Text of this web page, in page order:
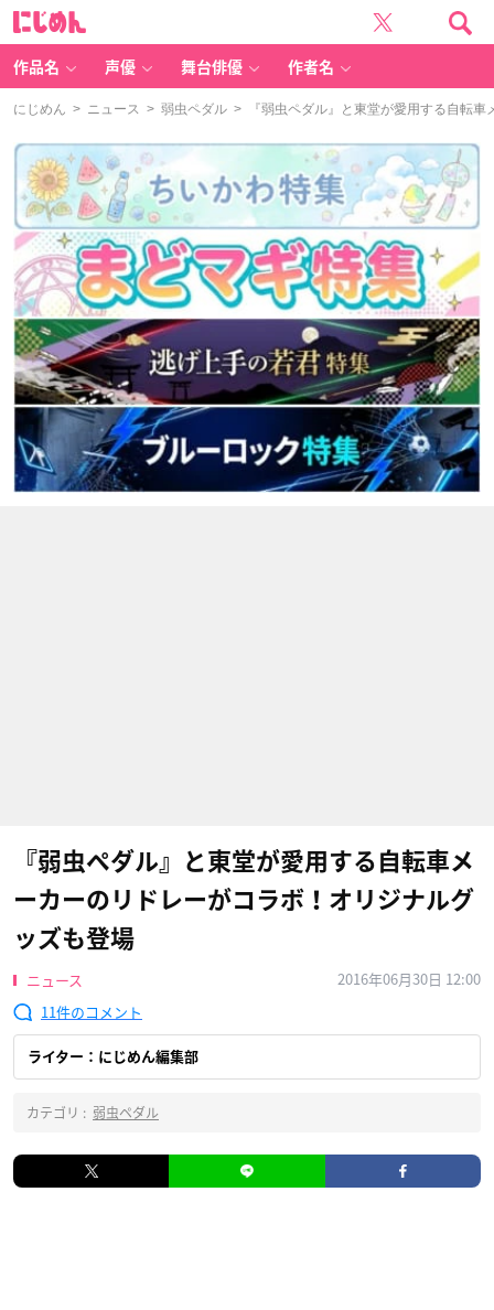
作品名 声優 舞台俳優 作者名
にじめん > ニュース > 弱虫ペダル > 『弱虫ペダル』と東堂が愛用する自転車
『弱虫ペダル』と東堂が愛用する自転車メ
ーカーのリドレーがコラボ！オリジナルグ
ッズも登場
ニュース
2016年06月30日 12:00
11
ライター：にじめん編集部
カテゴリ : 弱虫ペダル